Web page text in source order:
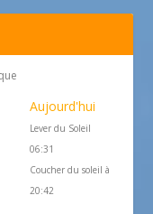
Aujourd'hui
Lever du Soleil
06:31
Coucher du soleil à
20:42